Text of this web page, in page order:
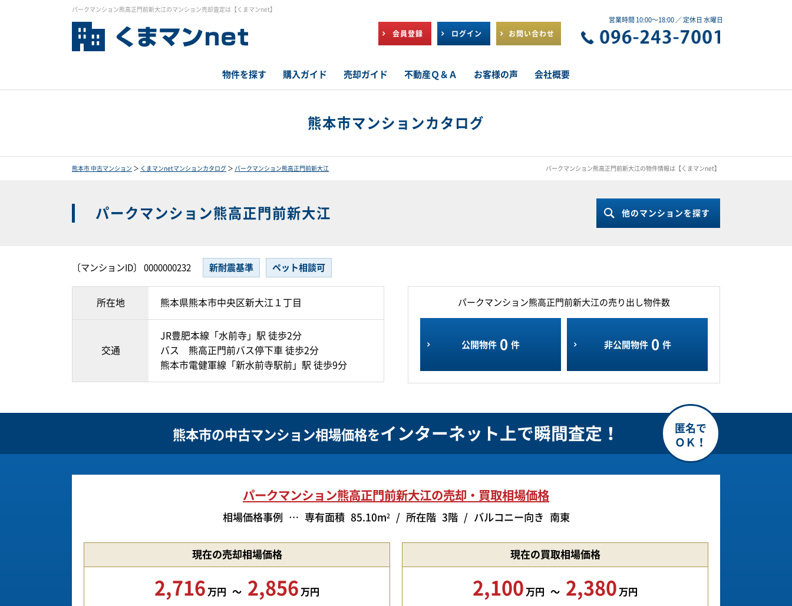
パークマンション熊高正門前新大江のマンション売却査定は【くまマンnet】
会員登録 ログイン お問い合わせ
営業時間 10:00～18:00 ／ 定休日 水曜日
物件を探す 購入ガイド 売却ガイド 不動産Ｑ＆Ａ お客様の声 会社概要
熊本市マンションカタログ
熊本市 中古マンション ＞ くまマンnetマンションカタログ ＞ パークマンション熊高正門前新大江 パークマンション熊高正門前新大江の物件情報は【くまマンnet】
パークマンション熊高正門前新大江 他のマンションを探す
〔マンションID〕 0000000232 新耐震基準 ペット相談可
所在地 熊本県熊本市中央区新大江１丁目
交通
JR豊肥本線「水前寺」駅 徒歩2分
バス 熊高正門前バス停下車 徒歩2分
熊本市電健軍線「新水前寺駅前」駅 徒歩9分
パークマンション熊高正門前新大江の売り出し物件数
公開物件 0 件 非公開物件 0 件
熊本市の中古マンション相場価格をインターネット上で瞬間査定！
パークマンション熊高正門前新大江の売却・買取相場価格
相場価格事例 専有面積 85.10m2 所在階 3階 バルコニー向き 南東
現在の売却相場価格
2,716 万円 2,856 万円
現在の買取相場価格
2,100 万円 2,380 万円